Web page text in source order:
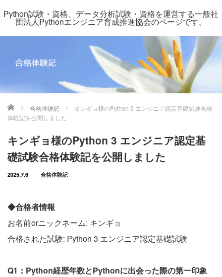
Python試験・資格、データ分析試験・資格を運営する一般社
団法人Pythonエンジニア育成推進協会のページです。
ホーム 合格体験記
キンギョ様のPython 3 エンジニア認定基礎試験合格
体験記を公開しました
キンギョ様のPython 3 エンジニア認定基
礎試験合格体験記を公開しました
2025.7.6 合格体験記
◆合格者情報
お名前orニックネーム: キンギョ
合格された試験: Python 3 エンジニア認定基礎試験
Q1：Python経歴年数とPythonに出会った際の第一印象